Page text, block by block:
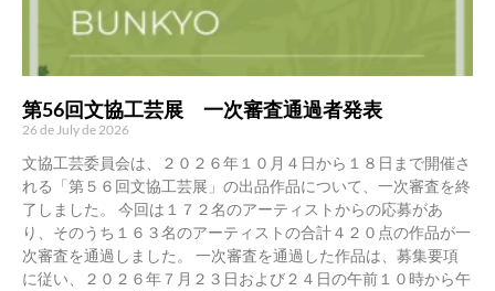
第56回文協工芸展 一次審査通過者発表
26 de July de 2026
文協工芸委員会は、２０２６年１０月４日から１８日まで開催さ
れる「第５６回文協工芸展」の出品作品について、一次審査を終
了しました。 今回は１７２名のアーティストからの応募があ
り、そのうち１６３名のアーティストの合計４２０点の作品が一
次審査を通過しました。 一次審査を通過した作品は、募集要項
に従い、２０２６年７月２３日および２４日の午前１０時から午